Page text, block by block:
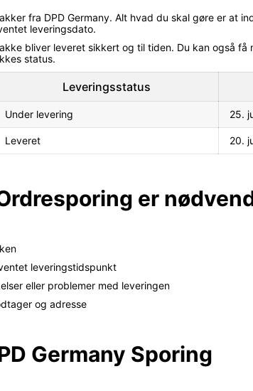
fra DPD Germany. Alt hvad du skal gøre er at
leveringsdato.
bliver leveret sikkert og til tiden. Du kan også
status.
Leveringsstatus
Under levering 25.
Leveret 20.
er
leveringstidspunkt
eller problemer med leveringen
og adresse
Germany Sporing